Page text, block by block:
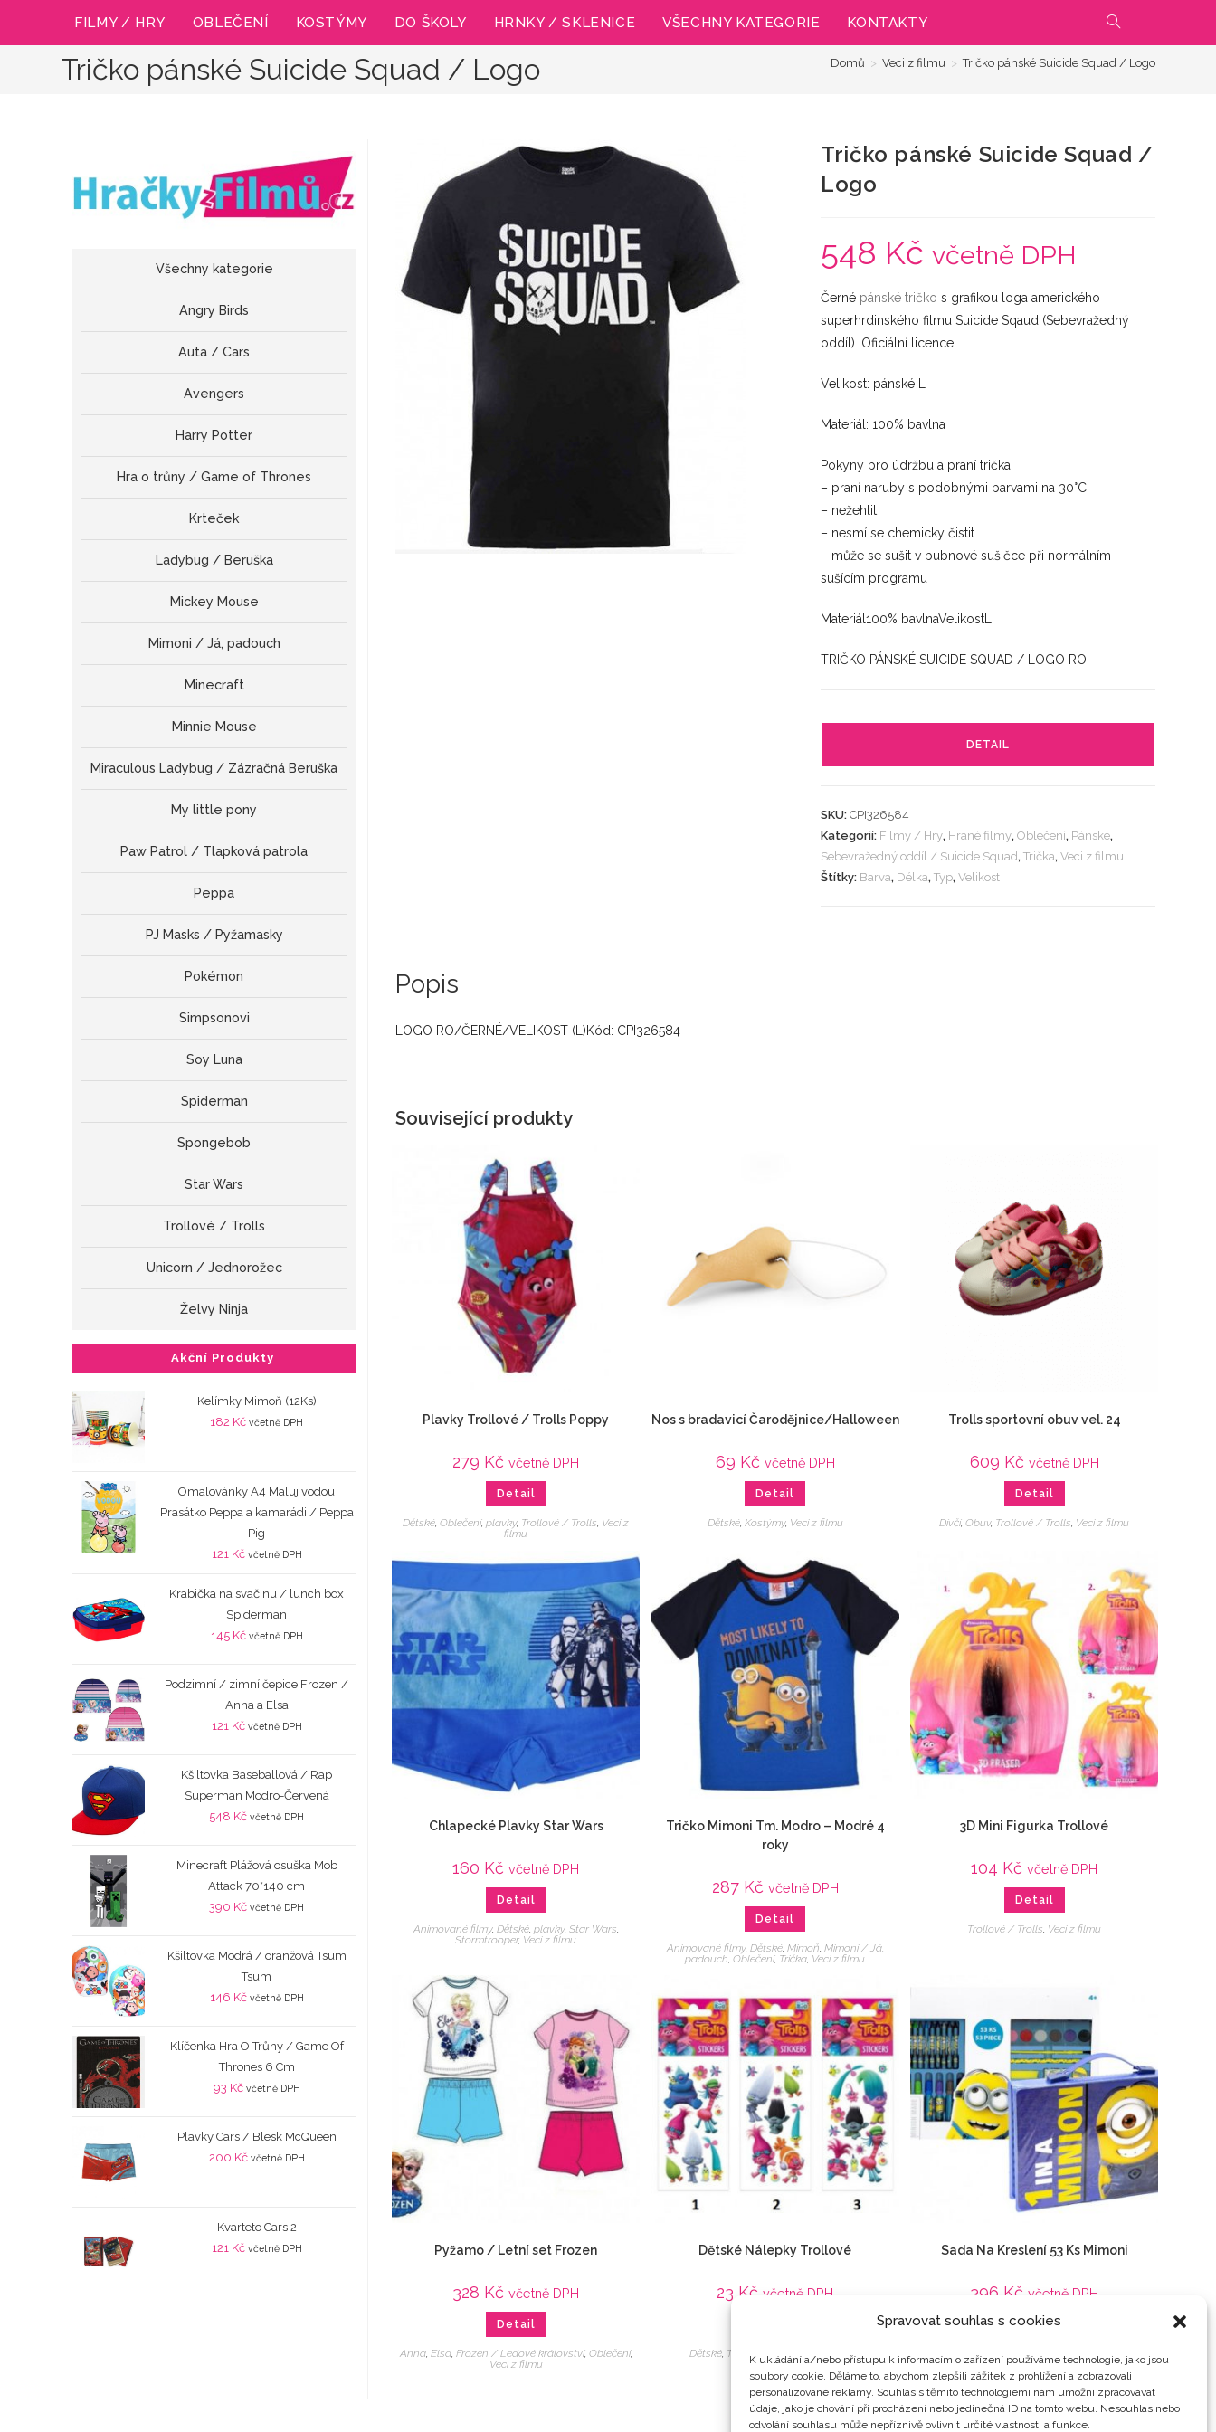
Spravovat souhlas s cookies
K ukládání a/nebo přístupu k informacím o zařízení používáme technologie, jako jsou
soubory cookie. Děláme to, abychom zlepšili zážitek z prohlížení a zobrazovali
personalizované reklamy. Souhlas s těmito technologiemi nám umožní zpracovávat
údaje, jako je chování při procházení nebo jedinečná ID na tomto webu. Nesouhlas nebo
odvolání souhlasu může nepříznivě ovlivnit určité vlastnosti a funkce.
FILMY / HRY OBLEČENÍ KOSTÝMY DO ŠKOLY HRNKY / SKLENICE VŠECHNY KATEGORIE KONTAKTY PŘEPNOUT
VYHLEDÁVÁNÍ
WEBU
Tričko pánské Suicide Squad / Logo Domů > Veci z filmu > Tričko pánské Suicide Squad / Logo
Tričko pánské Suicide Squad /
Logo
548 Kč včetně DPH
Černé pánské tričko s grafikou loga amerického
superhrdinského filmu Suicide Sqaud (Sebevražedný
oddíl). Oficiální licence.
Velikost: pánské L
Materiál: 100% bavlna
Pokyny pro údržbu a praní trička:
– praní naruby s podobnými barvami na 30°C
– nežehlit
– nesmí se chemicky čistit
– může se sušit v bubnové sušičce při normálním
sušícím programu
Materiál100% bavlnaVelikostL
TRIČKO PÁNSKÉ SUICIDE SQUAD / LOGO RO
DETAIL
SKU:CPI326584
Kategorií: Filmy / Hry, Hrané filmy,Oblečení, Pánské,
Sebevražedný oddíl / Suicide Squad,Trička,Veci z filmu
Štítky: Barva, Délka,Typ,Velikost
Popis
LOGO RO/ČERNÉ/VELIKOST (L)Kód: CPI326584
Související produkty
Plavky Trollové / Trolls Poppy
279 Kč včetně DPH
Detail
Dětské,Oblečení,plavky, Trollové / Trolls, Veci z
filmu
Nos s bradavicí Čarodějnice/Halloween
69 Kč včetně DPH
Detail
Dětské, Kostýmy, Veci z filmu
Trolls sportovní obuv vel. 24
609 Kč včetně DPH
Detail
Dívčí,Obuv, Trollové / Trolls, Veci z filmu
Chlapecké Plavky Star Wars
160 Kč včetně DPH
Detail
Animované filmy, Dětské, plavky, Star Wars
Stormtrooper, Veci z filmu
Tričko Mimoni Tm. Modro – Modré 4
roky
287 Kč včetně DPH
Detail
Animované filmy, Dětské, Mimoň Mimoni / Já,
padouch ,Oblečení, Trička Veci z filmu
3D Mini Figurka Trollové
104 Kč včetně DPH
Detail
Trollové / Trolls Veci z filmu
Pyžamo / Letní set Frozen
328 Kč včetně DPH
Detail
Anna, Elsa, Frozen / Ledové království, Oblečení,
Veci z filmu
Dětské Nálepky Trollové
23 Kč včetně DPH
Dětské, Trollové / Trolls Veci z filmu
Sada Na Kreslení 53 Ks Mimoni
396 Kč včetně DPH
Detail
Animované filmy, Dětské , Do školy / kanceláře
Mimoň,Mimoni / Já, padouch, Veci z filmu
Všechny kategorie
Angry Birds
Auta / Cars
Avengers
Harry Potter
Hra o trůny / Game of Thrones
Krteček
Ladybug / Beruška
Mickey Mouse
Mimoni / Já, padouch
Minecraft
Minnie Mouse
Miraculous Ladybug / Zázračná Beruška
My little pony
Paw Patrol / Tlapková patrola
Peppa
PJ Masks / Pyžamasky
Pokémon
Simpsonovi
Soy Luna
Spiderman
Spongebob
Star Wars
Trollové / Trolls
Unicorn / Jednorožec
Želvy Ninja
Akční Produkty
Kelímky Mimoň (12Ks)
182 Kč včetně DPH
Omalovánky A4 Maluj vodou
Prasátko Peppa a kamarádi / Peppa
Pig
121 Kč včetně DPH
Krabička na svačinu / lunch box
Spiderman
145 Kč včetně DPH
Podzimní / zimní čepice Frozen /
Anna a Elsa
121 Kč včetně DPH
Kšiltovka Baseballová / Rap
Superman Modro-Červená
548 Kč včetně DPH
Minecraft Plážová osuška Mob
Attack 70*140 cm
390 Kč včetně DPH
Kšiltovka Modrá / oranžová Tsum
Tsum
146 Kč včetně DPH
Klíčenka Hra O Trůny / Game Of
Thrones 6 Cm
93 Kč včetně DPH
Plavky Cars / Blesk McQueen
200 Kč včetně DPH
Kvarteto Cars 2
121 Kč včetně DPH